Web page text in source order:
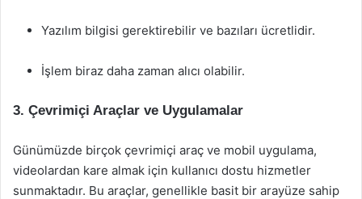
Yazılım bilgisi gerektirebilir ve bazıları ücretlidir.
İşlem biraz daha zaman alıcı olabilir.
3. Çevrimiçi Araçlar ve Uygulamalar
Günümüzde birçok çevrimiçi araç ve mobil uygulama,
videolardan kare almak için kullanıcı dostu hizmetler
sunmaktadır. Bu araçlar, genellikle basit bir arayüze sahip